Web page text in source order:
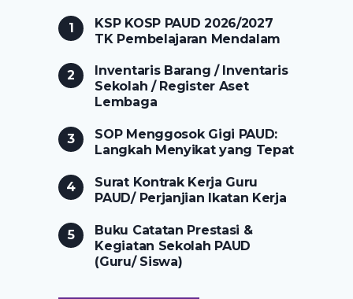
KSP KOSP PAUD 2026/2027
TK Pembelajaran Mendalam
Inventaris Barang / Inventaris
Sekolah / Register Aset
Lembaga
SOP Menggosok Gigi PAUD:
Langkah Menyikat yang Tepat
Surat Kontrak Kerja Guru
PAUD/ Perjanjian Ikatan Kerja
Buku Catatan Prestasi &
Kegiatan Sekolah PAUD
(Guru/ Siswa)